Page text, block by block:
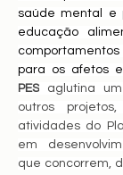
saúde mental e
educação
para os afetos
PES aglutina
outros
atividades do
em
que concorrem,